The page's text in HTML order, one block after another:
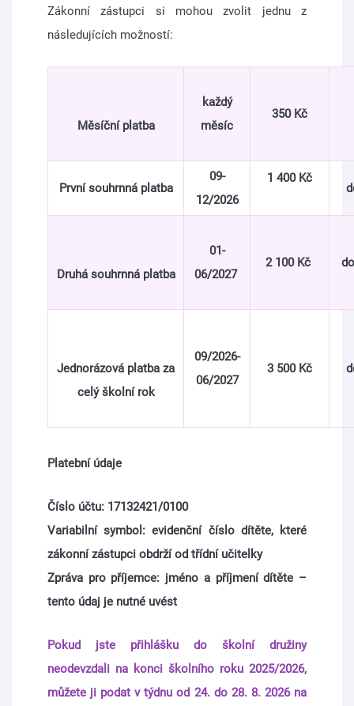
Zákonní zástupci si mohou zvolit jednu z
následujících možností:
Měsíční platba
každý
měsíc
350 Kč
První souhrnná platba
09-
12/2026
1 400 Kč
Druhá souhrnná platba
01-
06/2027
2 100 Kč
Jednorázová platba za
celý školní rok
09/2026-
06/2027
3 500 Kč
Platební údaje
Číslo účtu: 17132421/0100
Variabilní symbol: evidenční číslo dítěte, které
zákonní zástupci obdrží od třídní učitelky
Zpráva pro příjemce: jméno a příjmení dítěte –
tento údaj je nutné uvést
Pokud jste přihlášku do školní družiny
neodevzdali na konci školního roku 2025/2026,
můžete ji podat v týdnu od 24. do 28. 8. 2026 na